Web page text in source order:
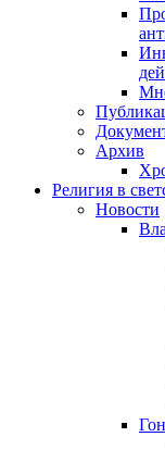
Архив
Религия в
Новости